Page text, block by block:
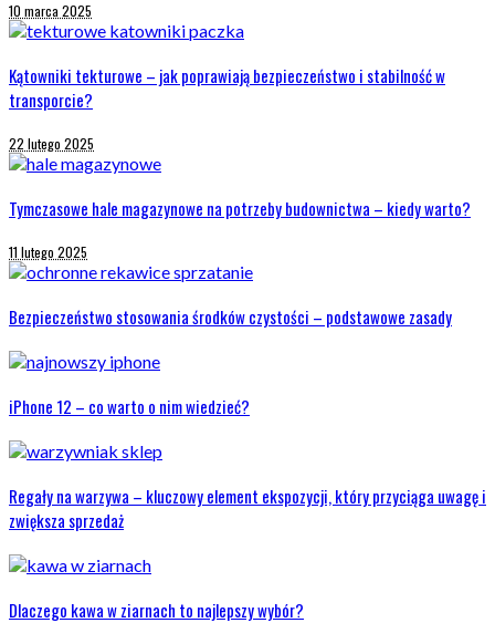
10 marca 2025
Kątowniki tekturowe – jak poprawiają bezpieczeństwo i stabilność w
transporcie?
22 lutego 2025
Tymczasowe hale magazynowe na potrzeby budownictwa – kiedy warto?
11 lutego 2025
Bezpieczeństwo stosowania środków czystości – podstawowe zasady
iPhone 12 – co warto o nim wiedzieć?
Regały na warzywa – kluczowy element ekspozycji, który przyciąga uwagę i
zwiększa sprzedaż
Dlaczego kawa w ziarnach to najlepszy wybór?